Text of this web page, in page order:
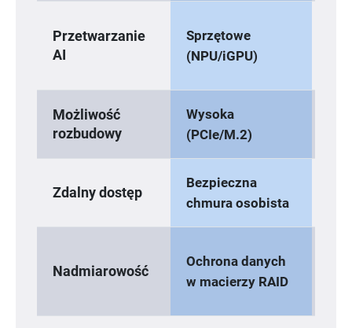
Przetwarzanie
AI
Sprzętowe
(NPU/iGPU)
Możliwość
rozbudowy
Wysoka
(PCIe/M.2)
Zdalny dostęp
Bezpieczna
chmura osobista
Nadmiarowość
Ochrona danych
w macierzy RAID